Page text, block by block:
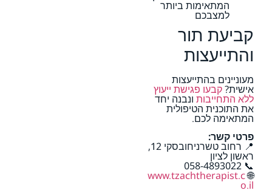
המתאימות ביותר
למצבכם
קביעת תור
והתייעצות
מעוניינים בהתייעצות
אישית?קבעו פגישת ייעוץ
ללא התחייבות ונבנה יחד
את התוכנית הטיפולית
המתאימה לכם.
פרטי קשר:
📍 רחוב טשרניחובסקי 12,
ראשון לציון
📞 058-4893022
🌐
www.tzachtherapist.c
o.il